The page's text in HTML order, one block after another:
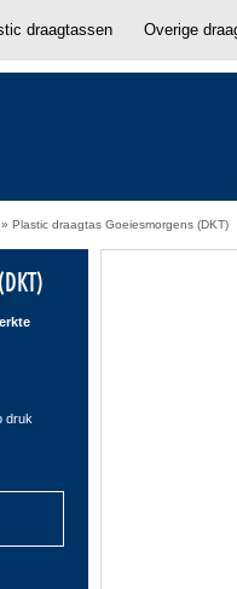
draagtassen Overige
» Plastic draagtas Goeiesmorgens (DKT)
druk